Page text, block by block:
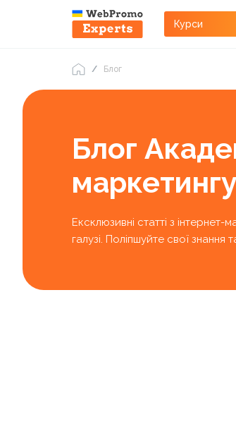
Курси
Блог
Блог
Ексклюзивні статті з інтернет-
галузі. Поліпшуйте свої